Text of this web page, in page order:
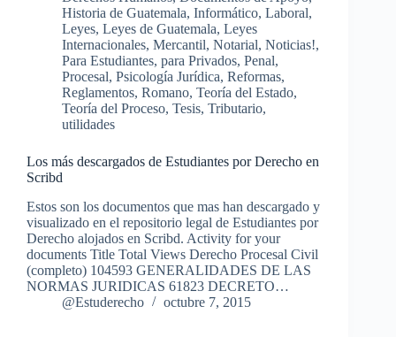
Historia de Guatemala, Informático, Laboral,
Leyes, Leyes de Guatemala, Leyes
Internacionales, Mercantil, Notarial, Noticias!,
Para Estudiantes, para Privados, Penal,
Procesal, Psicología Jurídica, Reformas,
Reglamentos, Romano, Teoría del Estado,
Teoría del Proceso, Tesis, Tributario,
utilidades
Los más descargados de Estudiantes por Derecho en
Scribd
Estos son los documentos que mas han descargado y
visualizado en el repositorio legal de Estudiantes por
Derecho alojados en Scribd. Activity for your
documents Title Total Views Derecho Procesal Civil
(completo) 104593 GENERALIDADES DE LAS
NORMAS JURIDICAS 61823 DECRETO…
@Estuderecho
octubre 7, 2015